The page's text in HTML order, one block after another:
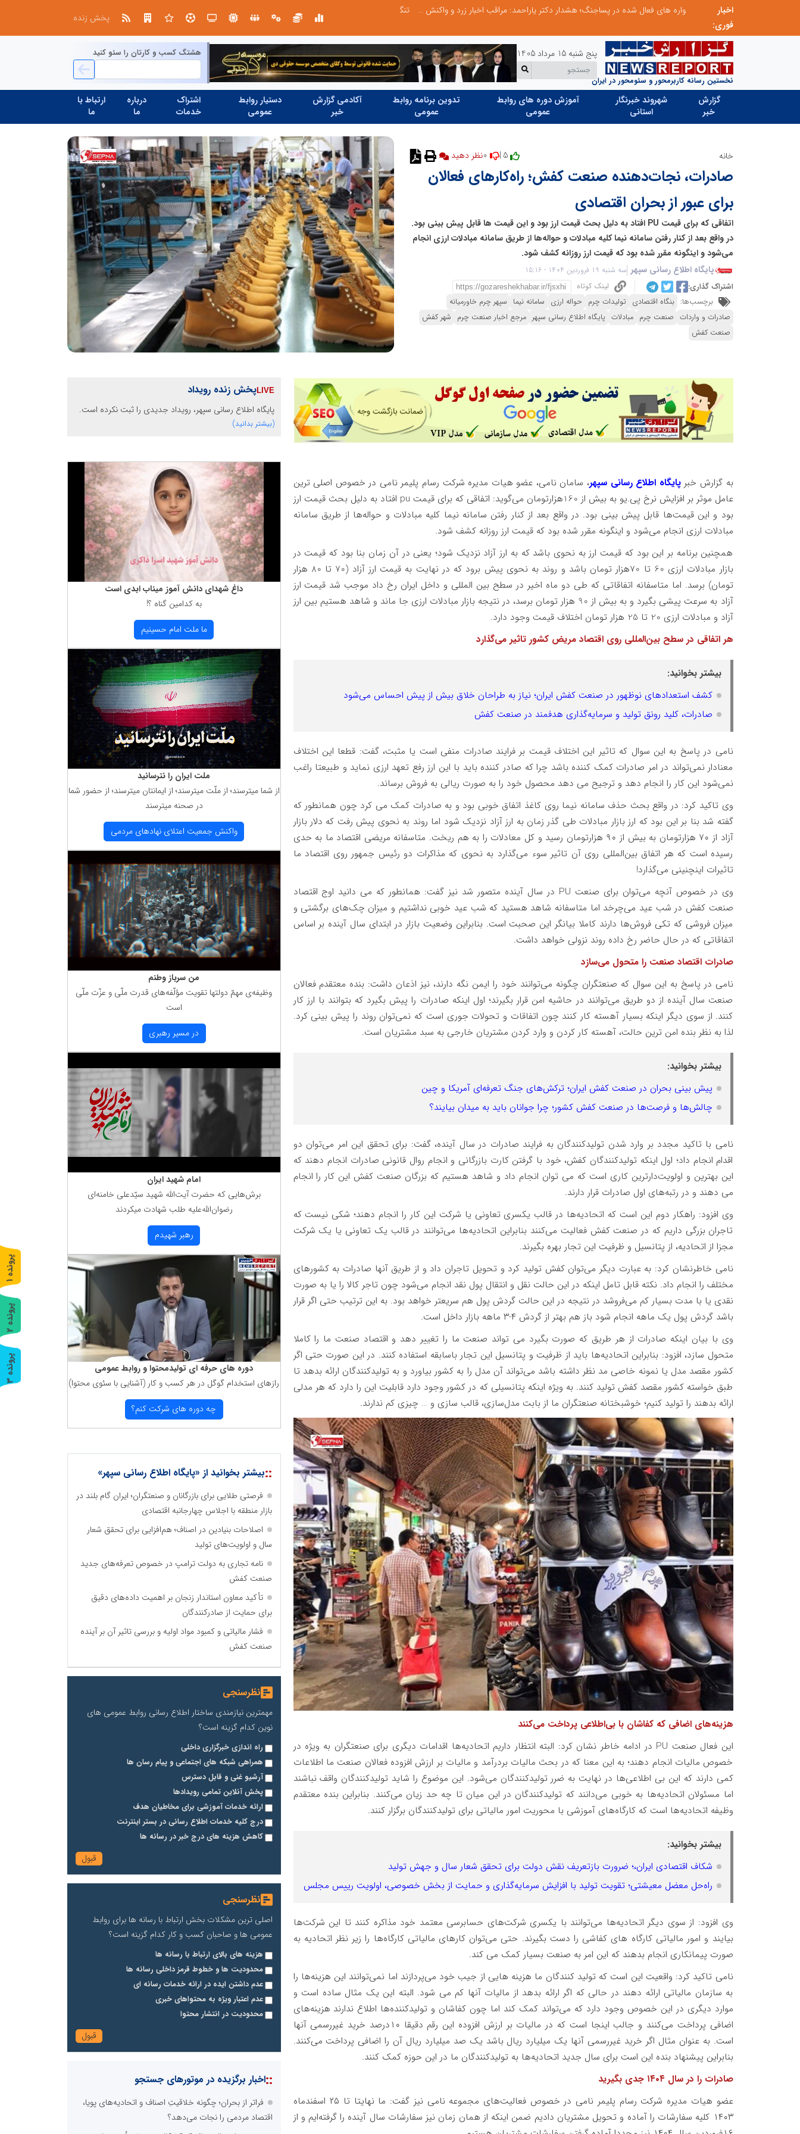
اخبار
فوری:
تنگه هرمز دیگر به وضعیت سابق برنمی گردد؛ جمهوری اسلامی چگونه این آبراه راهبردی را به دال مرکزی نظم امنیتی جدید غرب آسیا تبدیل می کند؟ دکتر مرتضی پرهیزگار: نسخه نجات تعاون، شبکه سازی است، نه ادامه راه قدیم
پخش زنده
نخستین رسانه کاربرمحور و سئومحور در ایران
پنج شنبه 15 مرداد 1405 هشتگ کسب و کارتان را سئو کنید
گزارش
خبر
شهروند خبرنگار
استانی
آموزش دوره های روابط
عمومی
تدوین برنامه روابط
عمومی
آکادمی گزارش
خبر
دستیار روابط
عمومی
اشتراک
خدمات
درباره
ما
ارتباط با
ما
خانه 5 | نظر دهید
صادرات، نجات‌دهنده صنعت کفش؛ راه‌کارهای فعالان
برای عبور از بحران اقتصادی
اتفاقی که برای قیمت PU افتاد به دلیل بحث قیمت ارز بود و این قیمت ‎ها قابل پیش بینی بود.
در واقع بعد از کنار رفتن سامانه نیما کلیه مبادلات و حواله‌ها از طریق سامانه مبادلات ارزی انجام
می‌شود و اینگونه مقرر شده بود که قیمت ارز روزانه کشف شود.
پایگاه اطلاع رسانی سپهر سه شنبه 19 فروردین 1404 - 15:16
اشتراک گذاری:
لینک کوتاه
برچسب‌ها: بنگاه اقتصادی تولیدات چرم حواله ارزی سامانه نیما سپهر چرم خاورمیانه
صادرات و واردات صنعت چرم مبادلات پایگاه اطلاع رسانی سپهر مرجع اخبار صنعت چرم شهر کفش
صنعت کفش
به گزارش خبر پایگاه اطلاع رسانی سپهر، سامان نامی، عضو هیات مدیره شرکت رسام پلیمر نامی در خصوص اصلی ترین
عامل موثر بر افزایش نرخ پی.یو به بیش از 160هزارتومان می‌گوید: اتفاقی که برای قیمت pu افتاد به دلیل بحث قیمت ارز
بود و این قیمتها قابل پیش بینی بود. در واقع بعد از کنار رفتن سامانه نیما کلیه مبادلات و حواله‌ها از طریق سامانه
مبادلات ارزی انجام می‌شود و اینگونه مقرر شده بود که قیمت ارز روزانه کشف شود.
همچنین برنامه بر این بود که قیمت ارز به نحوی باشد که به ارز آزاد نزدیک شود؛ یعنی در آن زمان بنا بود که قیمت در
بازار مبادلات ارزی 60 تا 70هزار تومان باشد و روند به نحوی پیش برود که در نهایت به قیمت ارز آزاد (70 تا 80 هزار
تومان) برسد. اما متاسفانه اتفاقاتی که طی دو ماه اخیر در سطح بین المللی و داخل ایران رخ داد موجب شد قیمت ارز
آزاد به سرعت پیشی بگیرد و به بیش از 90 هزار تومان برسد، در نتیجه بازار مبادلات ارزی جا ماند و شاهد هستیم بین ارز
آزاد و مبادلات ارزی 20 تا 25 هزار تومان اختلاف قیمت وجود دارد
.
هر اتفاقی در سطح بین‌المللی روی اقتصاد مریض کشور تاثیر می‌گذارد
بیشتر بخوانید:
کشف استعدادهای نوظهور در صنعت کفش ایران؛ نیاز به طراحان خلاق بیش از پیش احساس می‌شود
صادرات، کلید رونق تولید و سرمایه‌گذاری هدفمند در صنعت کفش
نامی در پاسخ به این سوال که تاثیر این اختلاف قیمت بر فرایند صادرات منفی است یا مثبت، گفت: قطعا این اختلاف
معنادار نمی‌تواند در امر صادرات کمک کننده باشد چرا که صادر کننده باید با این ارز رفع تعهد ارزی نماید و طبیعتا راغب
نمی‌شود این کار را انجام دهد و ترجیح می دهد محصول خود را به صورت ریالی به فروش برساند.
وی تاکید کرد: در واقع بحث حذف سامانه نیما روی کاغذ اتفاق خوبی بود و به صادرات کمک می کرد چون همانطور که
گفته شد بنا بر این بود که ارز بازار مبادلات طی گذر زمان به ارز آزاد نزدیک شود اما روند به نحوی پیش رفت که دلار بازار
آزاد از ۷۰ هزارتومان به بیش از ۹۰ هزارتومان رسید و کل معادلات را به هم ریخت. متاسفانه مریضی اقتصاد ما به حدی
رسیده است که هر اتفاق بین‌المللی روی آن تاثیر سوء می‌گذارد به نحوی که مذاکرات دو رئیس جمهور روی اقتصاد ما
تاثیرات اینچنینی می‌گذارد!
وی در خصوص آنچه می‌توان برای صنعت PU در سال آینده متصور شد نیز گفت: همانطور که می دانید اوج اقتصاد
صنعت کفش در شب عید می‌چرخد اما متاسفانه شاهد هستید که شب عید خوبی نداشتیم و میزان چک‌های برگشتی و
میزان فروشی که تکی فروش‌ها دارند کاملا بیانگر این صحبت است. بنابراین وضعیت بازار در ابتدای سال آینده بر اساس
اتفاقاتی که در حال حاضر رخ داده روند نزولی خواهد داشت.
صادرات اقتصاد صنعت را متحول می‌سازد
نامی در پاسخ به این سوال که صنعتگران چگونه می‌توانند خود را ایمن نگه دارند، نیز اذعان داشت: بنده معتقدم فعالان
صنعت سال آینده از دو طریق می‌توانند در حاشیه امن قرار بگیرند؛ اول اینکه صادرات را پیش بگیرد که بتوانند با ارز کار
کنند. از سوی دیگر اینکه بسیار آهسته کار کنند چون اتفاقات و تحولات جوری است که نمی‌توان روند را پیش بینی کرد.
لذا به نظر بنده امن ترین حالت، آهسته کار کردن و وارد کردن مشتریان خارجی به سبد مشتریان است.
بیشتر بخوانید:
پیش بینی بحران در صنعت کفش ایران؛ ترکش‌های جنگ تعرفه‌ای آمریکا و چین
چالش‌ها و فرصت‌ها در صنعت کفش کشور؛ چرا جوانان باید به میدان بیایند؟
نامی با تاکید مجدد بر وارد شدن تولیدکنندگان به فرایند صادرات در سال آینده، گفت: برای تحقق این امر میتوان دو
اقدام انجام داد؛ اول اینکه تولیدکنندگان کفش، خود با گرفتن کارت بازرگانی و انجام روال قانونی صادرات انجام دهند که
این بهترین و اولویت‌دارترین کاری است که می توان انجام داد و شاهد هستیم که بزرگان صنعت کفش این کار را انجام
می دهند و در رتبه‌های اول صادرات قرار دارند.
وی افزود: راهکار دوم این است که اتحادیه‌ها در قالب یکسری تعاونی یا شرکت این کار را انجام دهند؛ شکی نیست که
تاجران بزرگی داریم که در صنعت کفش فعالیت می‌کنند بنابراین اتحادیه‌ها می‌توانند در قالب یک تعاونی یا یک شرکت
مجزا از اتحادیه، از پتانسیل و ظرفیت این تجار بهره بگیرند.
نامی خاطرنشان کرد: به عبارت دیگر می‌توان کفش تولید کرد و تحویل تاجران داد و از طریق آنها صادرات به کشورهای
مختلف را انجام داد. نکته قابل تامل اینکه در این حالت نقل و انتقال پول نقد انجام می‌شود چون تاجر کالا را یا به صورت
نقدی یا با مدت بسیار کم می‌فروشد در نتیجه در این حالت گردش پول هم سریعتر خواهد بود. به این ترتیب حتی اگر قرار
باشد گردش پول یک ماهه انجام شود باز هم بهتر از گردش ۴-۳ ماهه بازار داخل است
.
وی با بیان اینکه صادرات از هر طریق که صورت بگیرد می تواند صنعت ما را تغییر دهد و اقتصاد صنعت ما را کاملا
متحول سازد، افزود: بنابراین اتحادیه‌ها باید از ظرفیت و پتانسیل این تجار باسابقه استفاده کنند. در این صورت حتی اگر
کشور مقصد مدل یا نمونه خاصی مد نظر داشته باشد می‌تواند آن مدل را به کشور بیاورد و به تولیدکنندگان ارائه بدهد تا
طبق خواسته کشور مقصد کفش تولید کنند. به ویژه اینکه پتانسیلی که در کشور وجود دارد قابلیت این را دارد که هر مدلی
ارائه بدهند را تولید کنیم؛ خوشبختانه صنعتگران ما از بابت مدل‌سازی، قالب سازی و … چیزی کم ندارند.
هزینه‌های اضافی که کفاشان با بی‌اطلاعی پرداخت می‌کنند
این فعال صنعت PU در ادامه خاطر نشان کرد: البته انتظار داریم اتحادیه‌ها اقدامات دیگری برای صنعتگران به ویژه در
خصوص مالیات انجام دهند؛ به این معنا که در بحث مالیات بردرآمد و مالیات بر ارزش افزوده فعالان صنعت ما اطلاعات
کمی دارند که این بی اطلاعی‌ها در نهایت به ضرر تولیدکنندگان می‌شود. این موضوع را شاید تولیدکنندگان واقف نباشند
اما مسئولان اتحادیه‌ها به خوبی می‌دانند که تولیدکنندگان در این میان تا چه حد زیان می‌کنند. بنابراین بنده معتقدم
وظیفه اتحادیه‌ها است که کارگاه‌های آموزشی با محوریت امور مالیاتی برای تولیدکنندگان برگزار کنند.
بیشتر بخوانید:
شکاف اقتصادی ایران،؛ ضرورت بازتعریف نقش دولت برای تحقق شعار سال و جهش تولید
راه‌حل معضل معیشتی؛ تقویت تولید با افزایش سرمایه‌گذاری و حمایت از بخش خصوصی، اولویت رییس مجلس
وی افزود: از سوی دیگر اتحادیه‌ها می‌توانند با یکسری شرکت‌های حسابرسی معتمد خود مذاکره کنند تا این شرکت‌ها
بیایند و امور مالیاتی کارگاه های کفاشی را دست بگیرند. حتی می‌توان کارهای مالیاتی کارگاه‌ها را زیر نظر اتحادیه به
صورت پیمانکاری انجام بدهند که این امر به صنعت بسیار کمک می کند.
نامی تاکید کرد: واقعیت این است که تولید کنندگان ما هزینه هایی از جیب خود می‌پردازند اما نمی‌توانند این هزینه‌ها را
به سازمان مالیاتی ارائه دهند در حالی که اگر ارائه بدهد از مالیات آنها کم می شود. البته این یک مثال ساده است و
موارد دیگری در این خصوص وجود دارد که می‌تواند کمک کند اما چون کفاشان و تولیدکننده‌ها اطلاع ندارند هزینه‌های
اضافی پرداخت می‌کنند و جالب اینجا است که در مالیات بر ارزش افزوده این رقم دقیقا ۱۰درصد خرید غیررسمی آنها
است. به عنوان مثال اگر خرید غیررسمی آنها یک میلیارد ریال باشد یک صد میلیارد ریال آن را اضافی پرداخت می‌کنند.
بنابراین پیشنهاد بنده این است برای سال جدید اتحادیه‌ها به تولیدکنندگان ما در این حوزه کمک کنند.
صادرات را در سال ۱۴۰۴ جدی بگیرید
عضو هیات مدیره شرکت رسام پلیمر نامی در خصوص فعالیت‌های مجموعه نامی نیز گفت: ما نهایتا تا ۲۵ اسفندماه
۱۴۰۳ کلیه سفارشات را آماده و تحویل مشتریان دادیم ضمن اینکه از همان زمان نیز سفارشات سال آینده را گرفته‌ایم و از
پخش زنده رویداد
پایگاه اطلاع رسانی سپهر، رویداد جدیدی را ثبت نکرده است.
(بیشتر بدانید)
داغ شهدای دانش آموز میناب ابدی است
به كدامین گناه ؟!
ما ملت امام حسینیم
ملت ایران را نترسانید
از شما میترسند؛ از ملّت میترسند؛ از ایمانتان میترسند؛ از حضور شما
در صحنه میترسند
واكنش جمعیت اعتلای نهادهای مردمی
من سرباز وطنم
وظیفه‌ی مهمّ دولتها تقویت مؤلّفه‌های قدرت ملّی و عزّت ملّی
است
در مسیر رهبری
امام شهید ایران
برش‌هایی كه حضرت آیت‌الله شهید سیّدعلی خامنه‌ای
رضوان‌الله‌علیه طلب شهادت میكردند
رهبر شهیدم
دوره های حرفه ای تولیدمحتوا و روابط عمومی
رازهای استخدام گوگل در هر كسب و كار (آشنایی با سئوی محتوا)
چه دوره های شركت كنم؟
::بیشتر بخوانید از «پایگاه اطلاع رسانی سپهر»
فرصتی طلایی برای بازرگانان و صنعتگران؛ ایران گام بلند در
بازار منطقه با اجلاس چهارجانبه اقتصادی
اصلاحات بنیادین در اصناف؛ هم‌افزایی برای تحقق شعار
سال و اولویت‌های تولید
نامه تجاری به دولت ترامپ در خصوص تعرفه‌های جدید
صنعت کفش
تأکید معاون استاندار زنجان بر اهمیت داده‌های دقیق
برای حمایت از صادرکنندگان
فشار مالیاتی و کمبود مواد اولیه و بررسی تاثیر آن بر آینده
صنعت کفش
نظرسنجی
مهمترین نیازمندی ساختار اطلاع رسانی روابط عمومی های
نوین کدام گزینه است؟
راه اندازی خبرگزاری داخلی
همراهی شبکه های اجتماعی و پیام رسان ها
آرشیو غنی و قابل دسترس
پخش آنلاین تمامی رویدادها
ارائه خدمات آموزشی برای مخاطیان هدف
درج کلیه خدمات اطلاع رسانی در بستر اینترنت
کاهش هزینه های درج خبر در رسانه ها
نظرسنجی
اصلی ترین مشکلات بخش ارتباط با رسانه ها برای روابط
عمومی ها و صاحبان کسب و کار کدام گزینه است؟
هزینه های بالای ارتباط با رسانه ها
محدودیت ها و خطوط قرمز داخلی رسانه ها
عدم داشتن ایده در ارائه خدمات رسانه ای
عدم اعتبار ویژه به محتواهای خبری
محدودیت در انتشار محتوا
::اخبار برگزیده در موتورهای جستجو
فراتر از بحران؛ چگونه خلاقیتِ اصناف و اتحادیه‌های پویا،
اقتصاد مردمی را نجات می‌دهد؟
پ
ر
و
ن
د
ه
1
پ
ر
و
ن
د
ه
2
پ
ر
و
ن
د
ه
3